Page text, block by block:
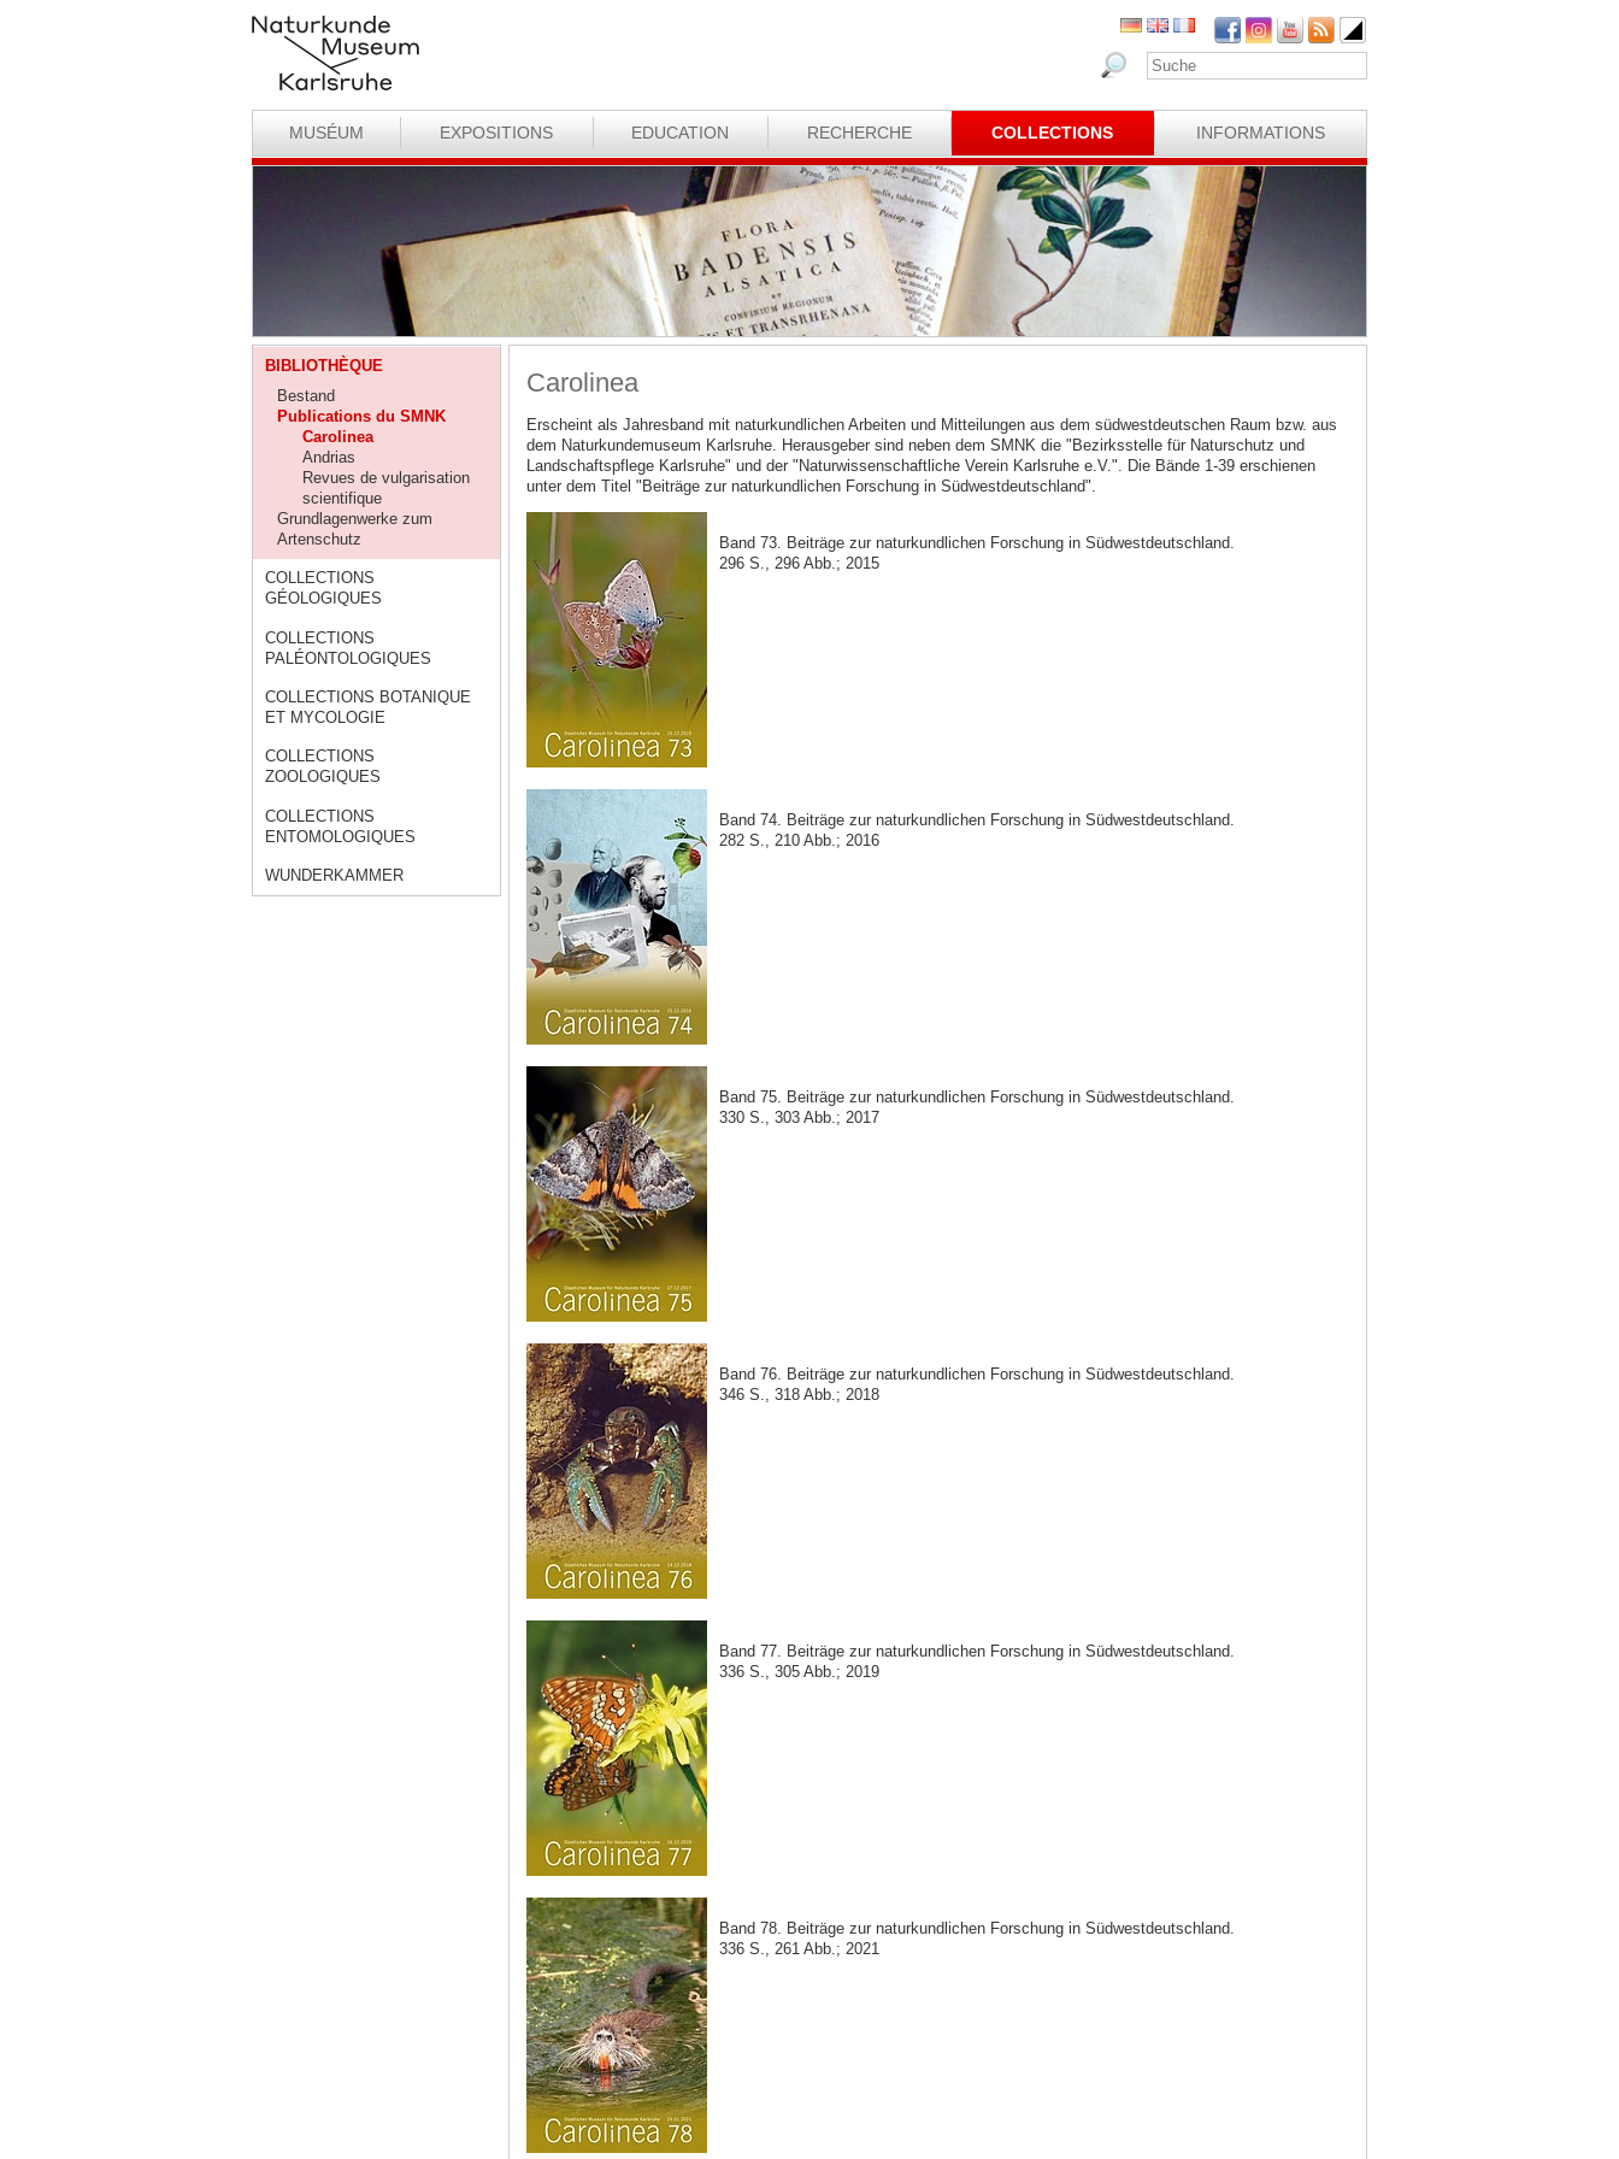
MUSÉUM EXPOSITIONS EDUCATION RECHERCHE COLLECTIONS INFORMATIONS
BIBLIOTHÈQUE
Bestand
Publications du SMNK
Carolinea
Andrias
Revues de vulgarisation
scientifique
Grundlagenwerke zum
Artenschutz
COLLECTIONS
GÉOLOGIQUES
COLLECTIONS
PALÉONTOLOGIQUES
COLLECTIONS BOTANIQUE
ET MYCOLOGIE
COLLECTIONS
ZOOLOGIQUES
COLLECTIONS
ENTOMOLOGIQUES
WUNDERKAMMER
Carolinea
Erscheint als Jahresband mit naturkundlichen Arbeiten und Mitteilungen aus dem südwestdeutschen Raum bzw. aus
dem Naturkundemuseum Karlsruhe. Herausgeber sind neben dem SMNK die "Bezirksstelle für Naturschutz und
Landschaftspflege Karlsruhe" und der "Naturwissenschaftliche Verein Karlsruhe e.V.". Die Bände 1-39 erschienen
unter dem Titel "Beiträge zur naturkundlichen Forschung in Südwestdeutschland".
Band 73. Beiträge zur naturkundlichen Forschung in Südwestdeutschland.
296 S., 296 Abb.; 2015
Band 74. Beiträge zur naturkundlichen Forschung in Südwestdeutschland.
282 S., 210 Abb.; 2016
Band 75. Beiträge zur naturkundlichen Forschung in Südwestdeutschland.
330 S., 303 Abb.; 2017
Band 76. Beiträge zur naturkundlichen Forschung in Südwestdeutschland.
346 S., 318 Abb.; 2018
Band 77. Beiträge zur naturkundlichen Forschung in Südwestdeutschland.
336 S., 305 Abb.; 2019
Band 78. Beiträge zur naturkundlichen Forschung in Südwestdeutschland.
336 S., 261 Abb.; 2021